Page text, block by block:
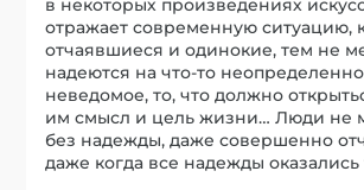
в некоторых произведениях
отражает современную ситуацию,
отчаявшиеся и одинокие, тем не
надеются на что-то
неведомое, то, что должно
им смысл и цель жизни… Люди не
без надежды, даже совершенно
даже когда все надежды